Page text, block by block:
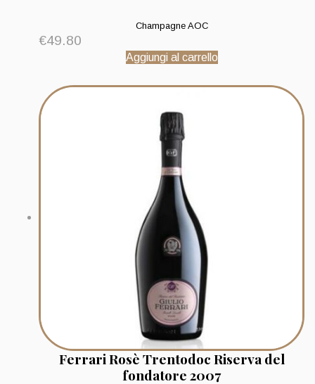
Champagne AOC
€49.80
Aggiungi al carrello
Ferrari Rosè Trentodoc Riserva del
fondatore 2007